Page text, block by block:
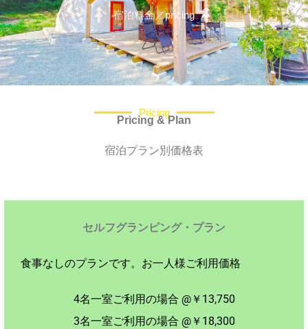
宿泊料金／pricing
Pricing
Pricing & Plan
宿泊プラン別価格表
セルフグランピング・プラン
食事なしのプランです。お一人様ご利用価格
4名一室ご利用の場合 @￥13,750
3名一室ご利用の場合 @￥18,300